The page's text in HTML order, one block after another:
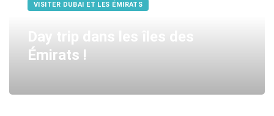
VISITER DUBAI ET LES ÉMIRATS
Day trip dans les îles des
Émirats !